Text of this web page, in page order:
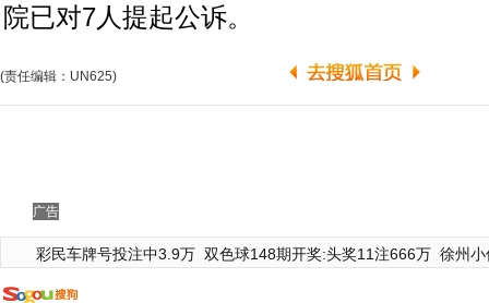
院已对7人提起公诉。
(责任编辑：UN625)
广告
彩民车牌号投注中3.9万 双色球148期开奖:头奖11注666万 徐州